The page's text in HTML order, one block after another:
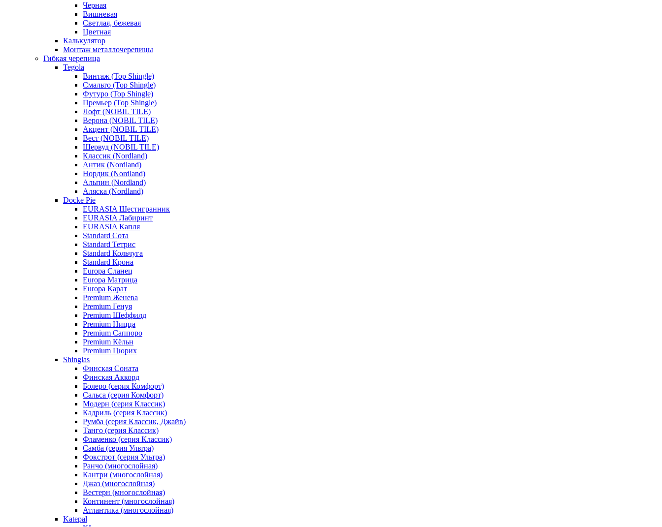
Черная
Вишневая
Светлая, бежевая
Цветная
Калькулятор
Монтаж металлочерепицы
Гибкая черепица
Tegola
Винтаж (Top Shingle)
Смальто (Top Shingle)
Футуро (Top Shingle)
Премьер (Top Shingle)
Лофт (NOBIL TILE)
Верона (NOBIL TILE)
Акцент (NOBIL TILE)
Вест (NOBIL TILE)
Шервуд (NOBIL TILE)
Классик (Nordland)
Антик (Nordland)
Нордик (Nordland)
Альпин (Nordland)
Аляска (Nordland)
Docke Pie
EURASIA Шестигранник
EURASIA Лабиринт
EURASIA Капля
Standard Сота
Standard Тетрис
Standard Кольчуга
Standard Крона
Europa Сланец
Europa Матрица
Europa Карат
Premium Женева
Premium Генуя
Premium Шеффилд
Premium Ницца
Premium Саппоро
Premium Кёльн
Premium Цюрих
Shinglas
Финская Соната
Финская Аккорд
Болеро (серия Комфорт)
Сальса (серия Комфорт)
Модерн (серия Классик)
Кадриль (серия Классик)
Румба (серия Классик, Джайв)
Танго (серия Классик)
Фламенко (серия Классик)
Самба (серия Ультра)
Фокстрот (серия Ультра)
Ранчо (многослойная)
Кантри (многослойная)
Джаз (многослойная)
Вестерн (многослойная)
Континент (многослойная)
Атлантика (многослойная)
Katepal